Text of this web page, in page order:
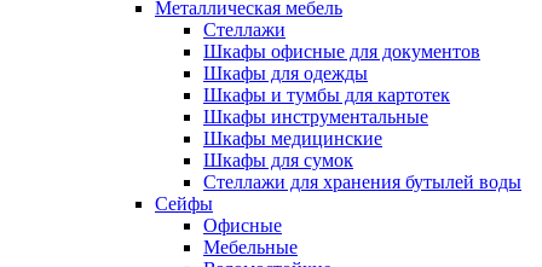
Металлическая мебель
Стеллажи
Шкафы офисные для документов
Шкафы для одежды
Шкафы и тумбы для картотек
Шкафы инструментальные
Шкафы медицинские
Шкафы для сумок
Стеллажи для хранения бутылей воды
Сейфы
Офисные
Мебельные